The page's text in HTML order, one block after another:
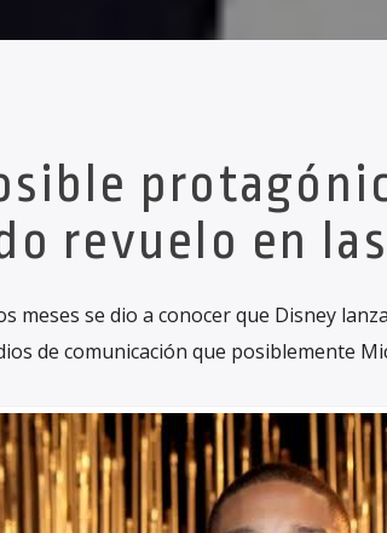
revuelo en
meses se dio a conocer que Disney
de comunicación que posiblemente